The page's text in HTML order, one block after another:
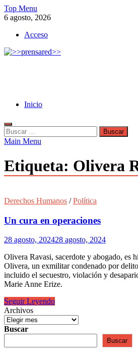
Skip
to
Top Menu
6 agosto, 2026
Acceso
Inicio
Buscar:
Main Menu
Etiqueta: Olivera
Derechos Humanos /Política
Un cura en operaciones
28 agosto, 202428 agosto, 2024
Olivera Ravasi, sacerdote y abogado, es
Olivera, un exmilitar condenado por
incluido el secuestro, violación y
Marie Anne Erize.
Un
cura
en
operaciones
Seguir Leyendo
Archivos
Buscar
Buscar